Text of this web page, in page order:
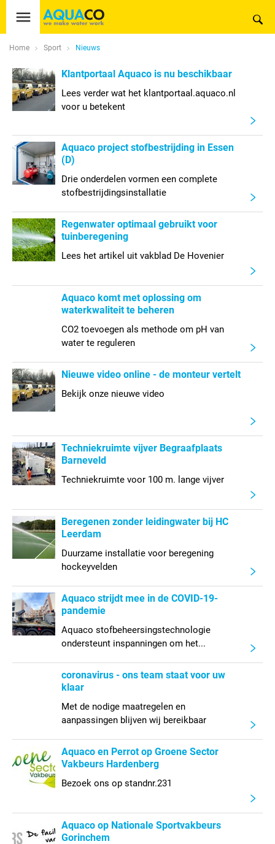
Home Sport Nieuws
Klantportaal Aquaco is nu beschikbaar
Lees verder wat het klantportaal.aquaco.nl
voor u betekent
Aquaco project stofbestrijding in Essen
(D)
Drie onderdelen vormen een complete
stofbestrijdingsinstallatie
Regenwater optimaal gebruikt voor
tuinberegening
Lees het artikel uit vakblad De Hovenier
Aquaco komt met oplossing om
waterkwaliteit te beheren
CO2 toevoegen als methode om pH van
water te reguleren
Nieuwe video online - de monteur vertelt
Bekijk onze nieuwe video
Techniekruimte vijver Begraafplaats
Barneveld
Techniekruimte voor 100 m. lange vijver
Beregenen zonder leidingwater bij HC
Leerdam
Duurzame installatie voor beregening
hockeyvelden
Aquaco strijdt mee in de COVID-19-
pandemie
Aquaco stofbeheersingstechnologie
ondersteunt inspanningen om het...
coronavirus - ons team staat voor uw
klaar
Met de nodige maatregelen en
aanpassingen blijven wij bereikbaar
Aquaco en Perrot op Groene Sector
Vakbeurs Hardenberg
Bezoek ons op standnr.231
Aquaco op Nationale Sportvakbeurs
Gorinchem